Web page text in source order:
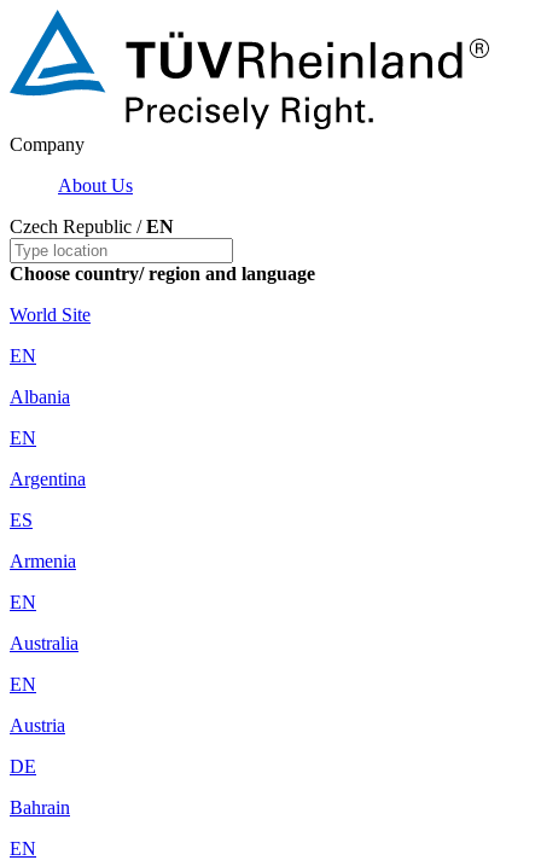
Company
About Us
Czech Republic /EN
Choose country/ region and language
World Site
EN
Albania
EN
Argentina
ES
Armenia
EN
Australia
EN
Austria
DE
Bahrain
EN